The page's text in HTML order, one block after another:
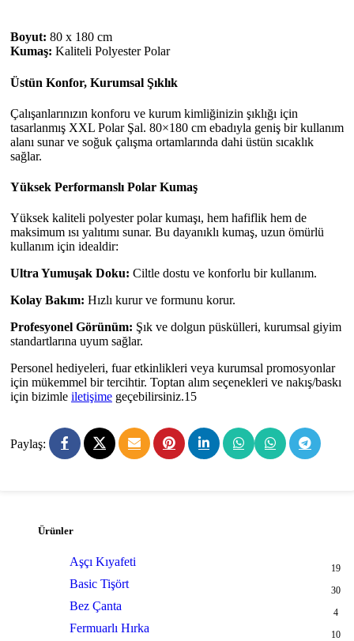
Boyut: 80 x 180 cm
Kumaş: Kaliteli Polyester Polar
Üstün Konfor, Kurumsal Şıklık
Çalışanlarınızın konforu ve kurum kimliğinizin şıklığı için
tasarlanmış XXL Polar Şal. 80×180 cm ebadıyla geniş bir kullanım
alanı sunar ve soğuk çalışma ortamlarında dahi üstün sıcaklık
sağlar.
Yüksek Performanslı Polar Kumaş
Yüksek kaliteli polyester polar kumaşı, hem hafiflik hem de
maksimum ısı yalıtımı sunar. Bu dayanıklı kumaş, uzun ömürlü
kullanım için idealdir:
Ultra Yumuşak Doku: Ciltle dostu ve konforlu bir kullanım.
Kolay Bakım: Hızlı kurur ve formunu korur.
Profesyonel Görünüm: Şık ve dolgun püskülleri, kurumsal giyim
standartlarına uyum sağlar.
Personel hediyeleri, fuar etkinlikleri veya kurumsal promosyonlar
için mükemmel bir tercihtir. Toptan alım seçenekleri ve nakış/baskı
için bizimle iletişime geçebilirsiniz.15
Paylaş:
Ürünler
Aşçı Kıyafeti 19
Basic Tişört 30
Bez Çanta 4
Fermuarlı Hırka 10